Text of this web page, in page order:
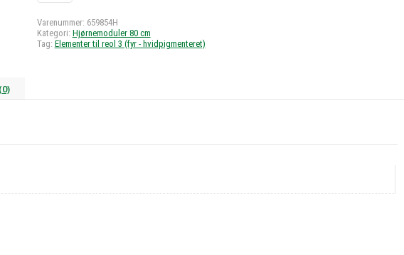
3
hylder
-
antal
Varenummer: 659854H
Kategori: Hjørnemoduler 80 cm
Tag: Elementer til reol 3 (fyr - hvidpigmenteret)